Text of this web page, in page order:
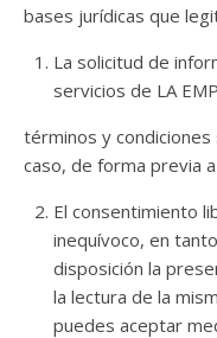
bases jurídicas que
La solicitud de
servicios de LA
términos y
caso, de forma previa
El consentimiento
inequívoco, en
disposición la
la lectura de la
puedes aceptar